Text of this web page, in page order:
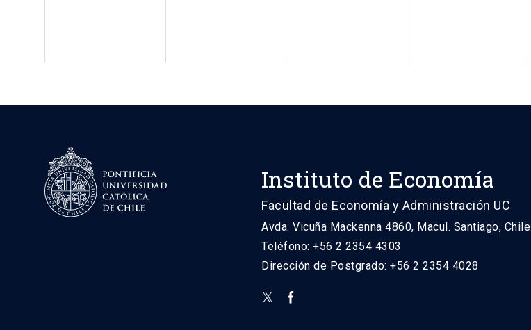
Instituto de Economía
Facultad de Economía y Administración UC
Avda. Vicuña Mackenna 4860, Macul. Santiago, Chile
Teléfono: +56 2 2354 4303
Dirección de Postgrado: +56 2 2354 4028